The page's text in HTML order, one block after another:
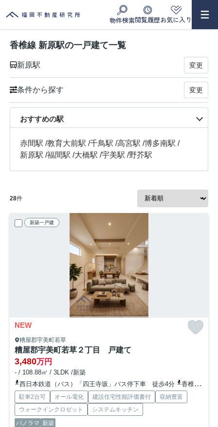
物件検索閲覧履歴お気に入り
香椎線 新原駅の一戸建て一覧
新原駅 変更
条件から探す 変更
おすすめの駅
赤間駅 /教育大前駅 /千鳥駅 /高宮駅 /博多南駅 /
新原駅 /福間駅 /大橋駅 /宇美駅 /野芥駅
28件
新築一戸建
NEW
糟屋郡宇美町若草
糟屋郡宇美町若草２丁目 戸建て
3,480万円
- / 108.88㎡ / 3LDK /新築
西日本鉄道（バス）「四王寺坂」バス停下車 徒歩4分
香椎線「新原」駅 徒歩36分
駐車2台可 オール電化 建設住宅性能評価書付
収納豊富
ウォークインクロゼット
システムキッチン
パノラマ 新築